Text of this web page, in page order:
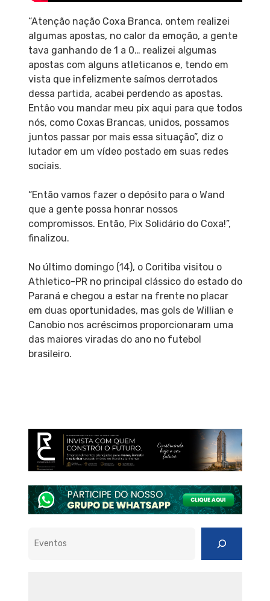
“Atenção nação Coxa Branca, ontem realizei
algumas apostas, no calor da emoção, a gente
tava ganhando de 1 a 0… realizei algumas
apostas com alguns atleticanos e, tendo em
vista que infelizmente saímos derrotados
dessa partida, acabei perdendo as apostas.
Então vou mandar meu pix aqui para que todos
nós, como Coxas Brancas, unidos, possamos
juntos passar por mais essa situação”, diz o
lutador em um vídeo postado em suas redes
sociais.
“Então vamos fazer o depósito para o Wand
que a gente possa honrar nossos
compromissos. Então, Pix Solidário do Coxa!”,
finalizou.
No último domingo (14), o Coritiba visitou o
Athletico-PR no principal clássico do estado do
Paraná e chegou a estar na frente no placar
em duas oportunidades, mas gols de Willian e
Canobio nos acréscimos proporcionaram uma
das maiores viradas do ano no futebol
brasileiro.